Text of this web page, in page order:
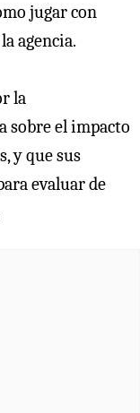
jugar con
agencia.
la
sobre el impacto
y que sus
evaluar de